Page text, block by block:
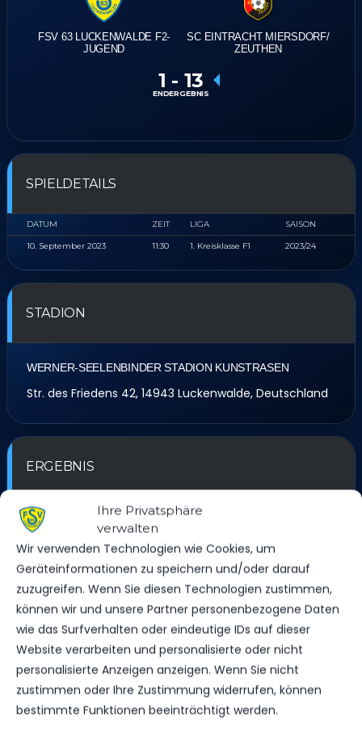
Ihre Privatsphäre
verwalten
Wir verwenden Technologien wie Cookies, um
Geräteinformationen zu speichern und/oder darauf
zuzugreifen. Wenn Sie diesen Technologien zustimmen,
können wir und unsere Partner personenbezogene Daten
wie das Surfverhalten oder eindeutige IDs auf dieser
Website verarbeiten und personalisierte oder nicht
personalisierte Anzeigen anzeigen. Wenn Sie nicht
zustimmen oder Ihre Zustimmung widerrufen, können
bestimmte Funktionen beeinträchtigt werden.
FSV 63 LUCKENWALDE F2-
JUGEND
SC EINTRACHT MIERSDORF/​
ZEUTHEN
1 - 13
ENDERGEBNIS
SPIELDETAILS
DATUM ZEIT LIGA SAISON
10. September 2023 11:30 1. Kreisklasse F1 2023/24
STADION
WERNER-SEELENBINDER STADION KUNSTRASEN
Str. des Friedens 42, 14943 Luckenwalde, Deutschland
ERGEBNIS
MANNSCHAFT
FSV 63 Luckenwalde F2-Jugend
SC Eintracht Miersdorf/​Zeuthen 13
SPIELSTATISTIKEN
FSV 63 LUCKENWALDE F2-JUGEND